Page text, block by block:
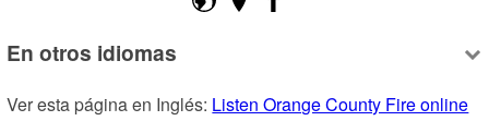
En otros idiomas
Ver esta página en Inglés: Listen Orange County Fire online